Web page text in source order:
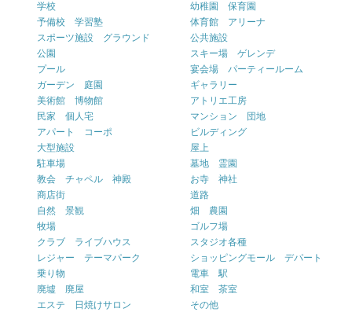
学校
幼稚園 保育園
予備校 学習塾
体育館 アリーナ
スポーツ施設 グラウンド
公共施設
公園
スキー場 ゲレンデ
プール
宴会場 パーティールーム
ガーデン 庭園
ギャラリー
美術館 博物館
アトリエ工房
民家 個人宅
マンション 団地
アパート コーポ
ビルディング
大型施設
屋上
駐車場
墓地 霊園
教会 チャペル 神殿
お寺 神社
商店街
道路
自然 景観
畑 農園
牧場
ゴルフ場
クラブ ライブハウス
スタジオ各種
レジャー テーマパーク
ショッピングモール デパート
乗り物
電車 駅
廃墟 廃屋
和室 茶室
エステ 日焼けサロン
その他